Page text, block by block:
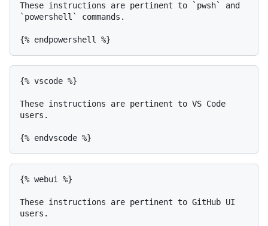
These instructions are pertinent to `pwsh` and
`powershell` commands.
{% vscode %}
These instructions are pertinent to VS Code
users.
{% webui %}
These instructions are pertinent to GitHub UI
users.